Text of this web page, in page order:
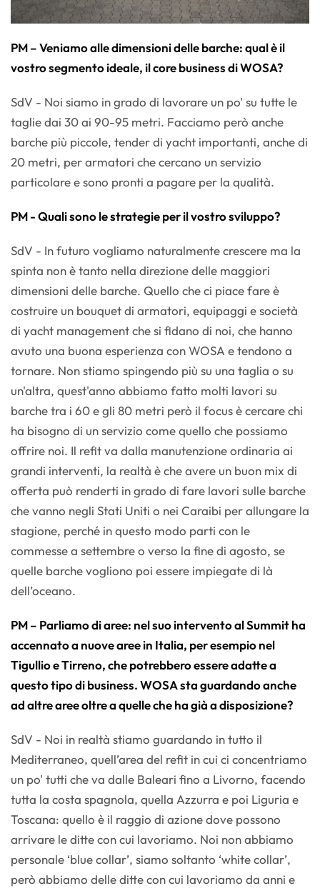
PM – Veniamo alle dimensioni delle barche: qual è il
vostro segmento ideale, il core business di WOSA?
SdV - Noi siamo in grado di lavorare un po' su tutte le
taglie dai 30 ai 90-95 metri. Facciamo però anche
barche più piccole, tender di yacht importanti, anche di
20 metri, per armatori che cercano un servizio
particolare e sono pronti a pagare per la qualità.
PM - Quali sono le strategie per il vostro sviluppo?
SdV - In futuro vogliamo naturalmente crescere ma la
spinta non è tanto nella direzione delle maggiori
dimensioni delle barche. Quello che ci piace fare è
costruire un bouquet di armatori, equipaggi e società
di yacht management che si fidano di noi, che hanno
avuto una buona esperienza con WOSA e tendono a
tornare. Non stiamo spingendo più su una taglia o su
un'altra, quest'anno abbiamo fatto molti lavori su
barche tra i 60 e gli 80 metri però il focus è cercare chi
ha bisogno di un servizio come quello che possiamo
offrire noi. Il refit va dalla manutenzione ordinaria ai
grandi interventi, la realtà è che avere un buon mix di
offerta può renderti in grado di fare lavori sulle barche
che vanno negli Stati Uniti o nei Caraibi per allungare la
stagione, perché in questo modo parti con le
commesse a settembre o verso la fine di agosto, se
quelle barche vogliono poi essere impiegate di là
dell’oceano.
PM – Parliamo di aree: nel suo intervento al Summit ha
accennato a nuove aree in Italia, per esempio nel
Tigullio e Tirreno, che potrebbero essere adatte a
questo tipo di business. WOSA sta guardando anche
ad altre aree oltre a quelle che ha già a disposizione?
SdV - Noi in realtà stiamo guardando in tutto il
Mediterraneo, quell’area del refit in cui ci concentriamo
un po' tutti che va dalle Baleari fino a Livorno, facendo
tutta la costa spagnola, quella Azzurra e poi Liguria e
Toscana: quello è il raggio di azione dove possono
arrivare le ditte con cui lavoriamo. Noi non abbiamo
personale ‘blue collar’, siamo soltanto ‘white collar’,
però abbiamo delle ditte con cui lavoriamo da anni e